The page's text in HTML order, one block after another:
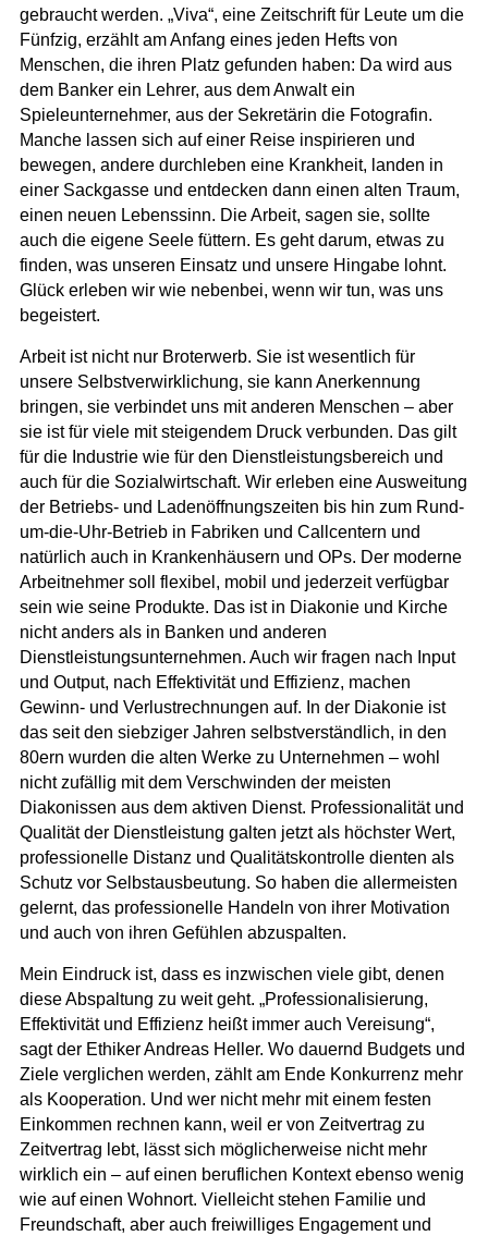
gebraucht werden. „Viva“, eine Zeitschrift für Leute um die
Fünfzig, erzählt am Anfang eines jeden Hefts von
Menschen, die ihren Platz gefunden haben: Da wird aus
dem Banker ein Lehrer, aus dem Anwalt ein
Spieleunternehmer, aus der Sekretärin die Fotografin.
Manche lassen sich auf einer Reise inspirieren und
bewegen, andere durchleben eine Krankheit, landen in
einer Sackgasse und entdecken dann einen alten Traum,
einen neuen Lebenssinn. Die Arbeit, sagen sie, sollte
auch die eigene Seele füttern. Es geht darum, etwas zu
finden, was unseren Einsatz und unsere Hingabe lohnt.
Glück erleben wir wie nebenbei, wenn wir tun, was uns
begeistert.
Arbeit ist nicht nur Broterwerb. Sie ist wesentlich für
unsere Selbstverwirklichung, sie kann Anerkennung
bringen, sie verbindet uns mit anderen Menschen – aber
sie ist für viele mit steigendem Druck verbunden. Das gilt
für die Industrie wie für den Dienstleistungsbereich und
auch für die Sozialwirtschaft. Wir erleben eine Ausweitung
der Betriebs- und Ladenöffnungszeiten bis hin zum Rund-
um-die-Uhr-Betrieb in Fabriken und Callcentern und
natürlich auch in Krankenhäusern und OPs. Der moderne
Arbeitnehmer soll flexibel, mobil und jederzeit verfügbar
sein wie seine Produkte. Das ist in Diakonie und Kirche
nicht anders als in Banken und anderen
Dienstleistungsunternehmen. Auch wir fragen nach Input
und Output, nach Effektivität und Effizienz, machen
Gewinn- und Verlustrechnungen auf. In der Diakonie ist
das seit den siebziger Jahren selbstverständlich, in den
80ern wurden die alten Werke zu Unternehmen – wohl
nicht zufällig mit dem Verschwinden der meisten
Diakonissen aus dem aktiven Dienst. Professionalität und
Qualität der Dienstleistung galten jetzt als höchster Wert,
professionelle Distanz und Qualitätskontrolle dienten als
Schutz vor Selbstausbeutung. So haben die allermeisten
gelernt, das professionelle Handeln von ihrer Motivation
und auch von ihren Gefühlen abzuspalten.
Mein Eindruck ist, dass es inzwischen viele gibt, denen
diese Abspaltung zu weit geht. „Professionalisierung,
Effektivität und Effizienz heißt immer auch Vereisung“,
sagt der EthikerAndreas Heller. Wo dauernd Budgets und
Ziele verglichen werden, zählt am Ende Konkurrenz mehr
als Kooperation. Und wer nicht mehr mit einem festen
Einkommen rechnen kann, weil er von Zeitvertrag zu
Zeitvertrag lebt, lässt sich möglicherweise nicht mehr
wirklich ein – auf einen beruflichen Kontext ebenso wenig
wie auf einen Wohnort. Vielleicht stehen Familie und
Freundschaft, aber auch freiwilliges Engagement und